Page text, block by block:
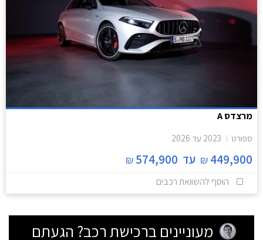
מרצדס A
ספורט 2023 עד 2026
449,900
₪ עד 574,900
₪
הוסף להשוואת רכבים
מעוניינים ברכישת רכב? הגעתם